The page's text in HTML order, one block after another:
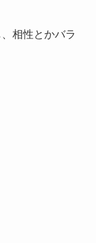
相性とかバラ